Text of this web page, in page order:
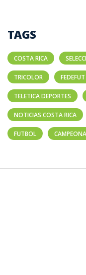
TAGS
COSTA RICA
TRICOLOR FEDEFUT
TELETICA DEPORTES
NOTICIAS COSTA RICA
FUTBOL